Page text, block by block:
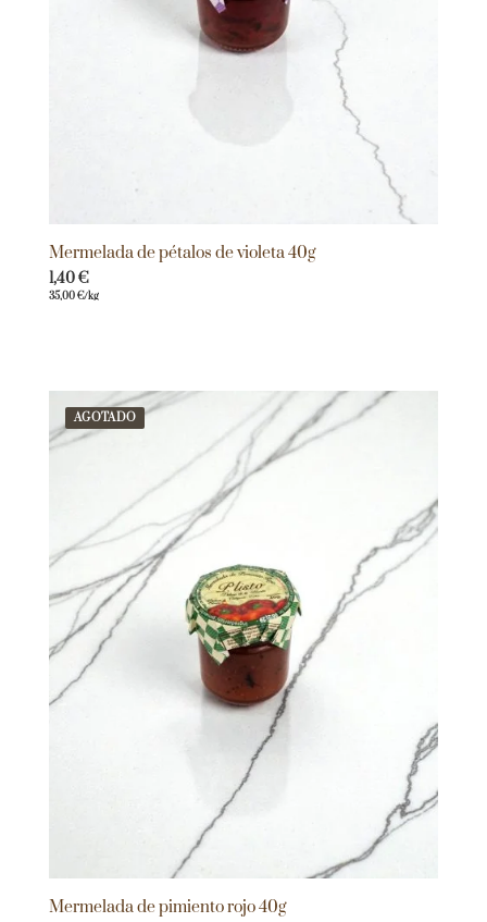
Mermelada de pétalos de violeta 40g
1,40€
35,00€/kg
AGOTADO
Mermelada de pimiento rojo 40g